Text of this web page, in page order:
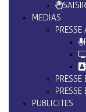
MEDIAS
PRESSE
PUBLICITES